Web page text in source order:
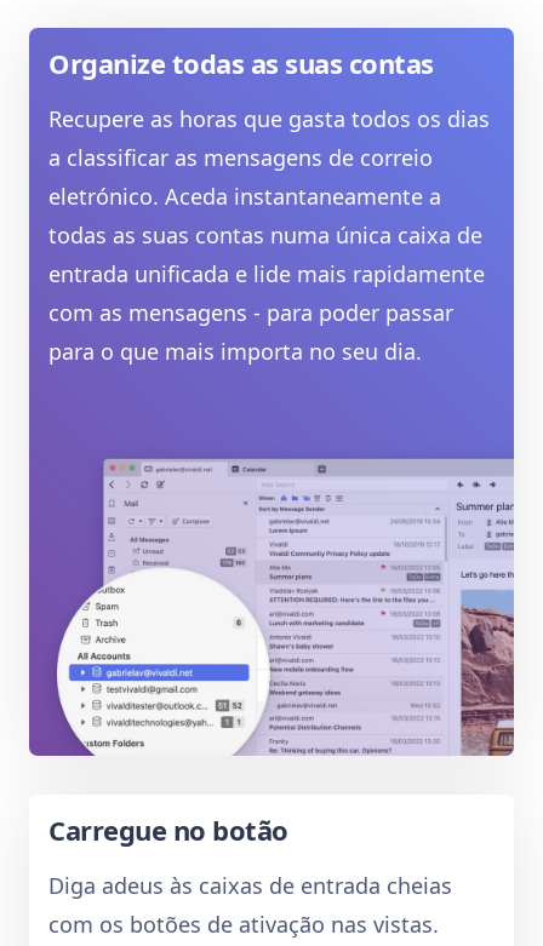
Organize todas as suas contas
Recupere as horas que gasta todos os dias
a classificar as mensagens de correio
eletrónico. Aceda instantaneamente a
todas as suas contas numa única caixa de
entrada unificada e lide mais rapidamente
com as mensagens - para poder passar
para o que mais importa no seu dia.
Carregue no botão
Diga adeus às caixas de entrada cheias
com os botões de ativação nas vistas.